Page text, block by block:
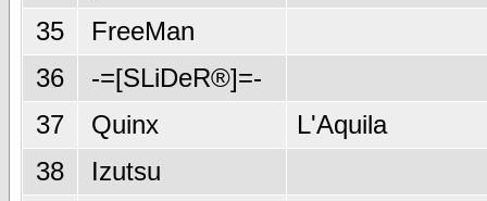
35
FreeMan
36
-=[SLiDeR®]=-
37
Quinx
L'Aquila
38
Izutsu